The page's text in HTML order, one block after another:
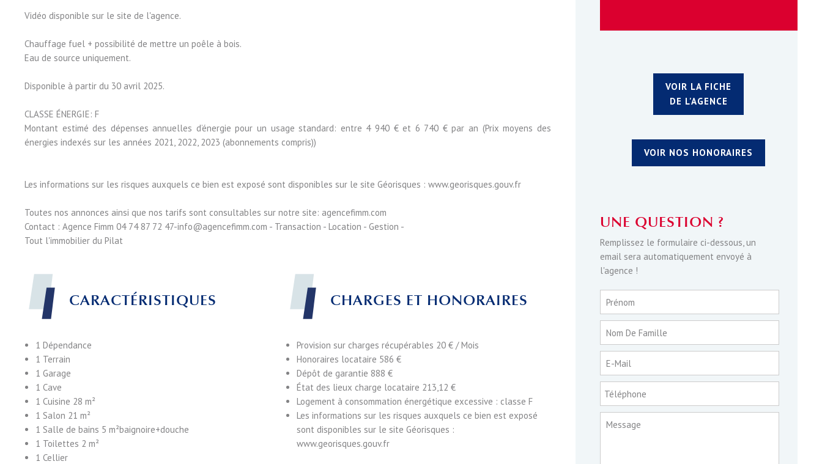
Vidéo disponible sur le site de l'agence.
Chauffage fuel + possibilité de mettre un poêle à bois.
Eau de source uniquement.
Disponible à partir du 30 avril 2025.
CLASSE ÉNERGIE: F
Montant estimé des dépenses annuelles d’énergie pour un usage standard: entre 4 940 € et 6 740 € par an (Prix moyens des
énergies indexés sur les années 2021, 2022, 2023 (abonnements compris))
Les informations sur les risques auxquels ce bien est exposé sont disponibles sur le site Géorisques : www.georisques.gouv.fr
Toutes nos annonces ainsi que nos tarifs sont consultables sur notre site: agencefimm.com
Contact : Agence Fimm 04 74 87 72 47-info@agencefimm.com - Transaction - Location - Gestion -
Tout l'immobilier du Pilat
CARACTÉRISTIQUES
1 Dépendance
1 Terrain
1 Garage
1 Cave
1 Cuisine 28 m²
1 Salon 21 m²
1 Salle de bains 5 m²baignoire+douche
1 Toilettes 2 m²
1 Cellier
CHARGES ET HONORAIRES
Provision sur charges récupérables 20 € / Mois
Honoraires locataire 586 €
Dépôt de garantie 888 €
État des lieux charge locataire 213,12 €
Logement à consommation énergétique excessive : classe F
Les informations sur les risques auxquels ce bien est exposé
sont disponibles sur le site Géorisques :
www.georisques.gouv.fr
VOIR LA FICHE
DE L'AGENCE
VOIR NOS HONORAIRES
UNE QUESTION ?
Remplissez le formulaire ci-dessous, un
email sera automatiquement envoyé à
l'agence !
Prénom
Nom De Famille
E-Mail
Téléphone
Message